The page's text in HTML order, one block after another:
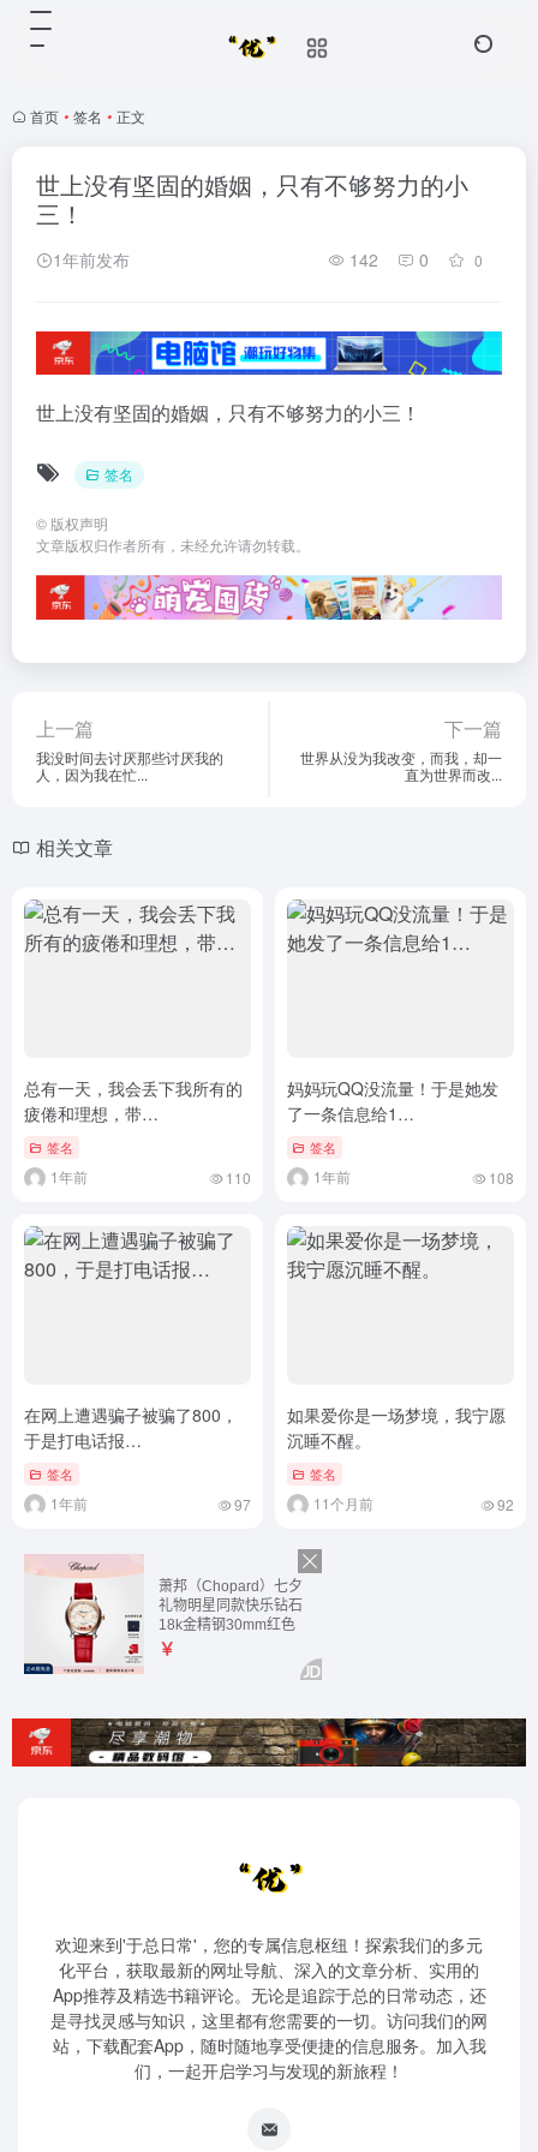
首页 • 签名 • 正文
世上没有坚固的婚姻，只有不够努力的小
三！
1年前发布 142 0 0
世上没有坚固的婚姻，只有不够努力的小三！
签名
© 版权声明
文章版权归作者所有，未经允许请勿转载。
上一篇
我没时间去讨厌那些讨厌我的
人，因为我在忙...
下一篇
世界从没为我改变，而我，却一
直为世界而改...
相关文章
总有一天，我会丢下我所有的
疲倦和理想，带…
签名
1年前 110
妈妈玩QQ没流量！于是她发
了一条信息给1…
签名
1年前 108
在网上遭遇骗子被骗了800，
于是打电话报…
签名
1年前 97
如果爱你是一场梦境，我宁愿
沉睡不醒。
签名
11个月前 92
欢迎来到'于总日常'，您的专属信息枢纽！探索我们的多元
化平台，获取最新的网址导航、深入的文章分析、实用的
App推荐及精选书籍评论。无论是追踪于总的日常动态，还
是寻找灵感与知识，这里都有您需要的一切。访问我们的网
站，下载配套App，随时随地享受便捷的信息服务。加入我
们，一起开启学习与发现的新旅程！